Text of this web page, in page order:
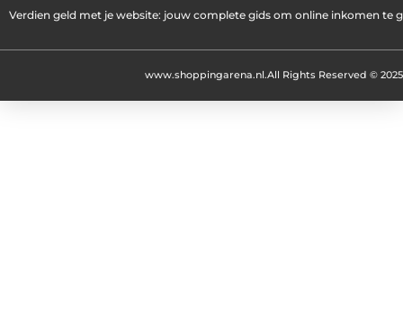
Verdien geld met je website: jouw complete gids om online inkomen te
All Rights Reserved © 2025
www.shoppingarena.nl.